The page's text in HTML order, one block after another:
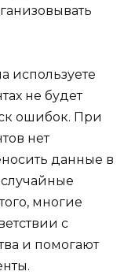
используете
не будет
ошибок. При
нет
данные в
многие
с
и помогают